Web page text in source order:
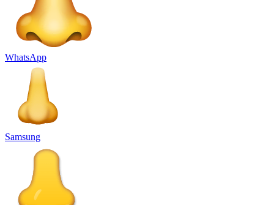
WhatsApp
Samsung